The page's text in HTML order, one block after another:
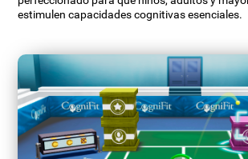
estimulen capacidades cognitivas esenciales.